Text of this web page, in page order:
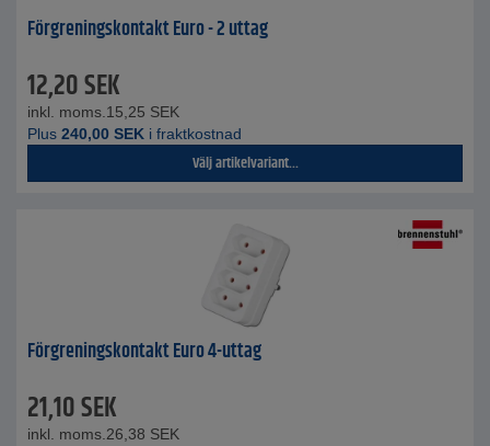
Förgreningskontakt Euro - 2 uttag
12,20SEK
inkl. moms. 15,25 SEK
Plus 240,00 SEK i fraktkostnad
Välj artikelvariant...
Förgreningskontakt Euro 4-uttag
21,10SEK
inkl. moms. 26,38 SEK